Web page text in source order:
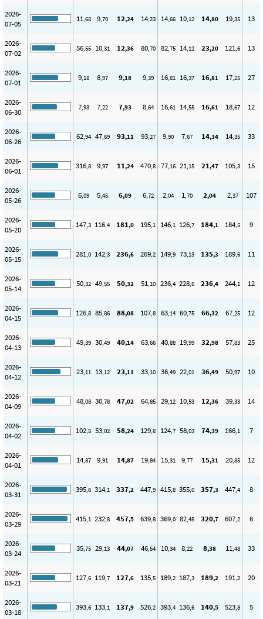
2026-
07-05
11,68 9,70 12,24 14,23 14,66 10,12 14,80 19,35 13
2026-
07-02
56,55 10,31 12,36 80,70 82,75 14,12 23,20 121,6 13
2026-
07-01
9,18 8,97 9,18 9,39 16,81 16,37 16,81 17,25 27
2026-
06-30
7,93 7,22 7,93 8,64 16,61 14,55 16,61 18,67 12
2026-
06-26
62,94 47,69 93,11 93,27 9,90 7,67 14,34 14,35 33
2026-
06-01
316,8 9,97 11,24 470,8 77,16 21,15 21,47 105,3 15
2026-
05-26
6,09 5,45 6,09 6,72 2,04 1,70 2,04 2,37 107
2026-
05-20
147,3 116,4 181,0 195,1 146,1 126,7 184,1 184,5 9
2026-
05-15
281,0 142,3 236,6 269,2 149,9 73,13 135,3 189,6 11
2026-
05-14
50,32 49,55 50,32 51,10 236,4 228,6 236,4 244,1 12
2026-
04-15
126,8 85,86 88,08 107,8 63,14 60,75 66,32 67,25 12
2026-
04-13
49,39 30,49 40,14 63,66 40,88 19,99 32,98 57,83 25
2026-
04-12
23,11 13,12 23,11 33,10 36,49 22,01 36,49 50,97 10
2026-
04-09
48,08 30,78 47,02 64,85 29,12 10,53 12,36 39,33 14
2026-
04-02
102,5 53,02 58,24 129,8 124,7 58,03 74,39 166,1 7
2026-
04-01
14,87 9,91 14,87 19,84 15,31 9,77 15,31 20,85 12
2026-
03-31
395,6 314,1 337,2 447,9 415,8 355,0 357,3 447,4 8
2026-
03-29
415,1 232,8 457,5 639,8 369,0 82,48 320,7 607,2 6
2026-
03-24
35,75 29,13 44,07 46,54 10,34 8,22 8,38 11,48 33
2026-
03-21
127,6 119,7 127,6 135,5 189,2 187,3 189,2 191,2 20
2026-
03-18
393,6 133,1 137,9 526,2 393,4 136,6 140,5 523,8 5